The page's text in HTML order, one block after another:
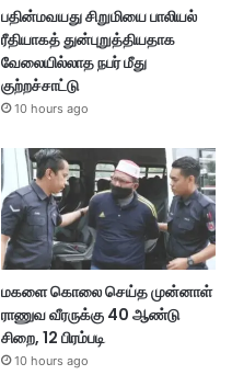
பதின்மவயது சிறுமியை பாலியல்
ரீதியாகத் துன்புறுத்தியதாக
வேலையில்லாத நபர் மீது
குற்றச்சாட்டு
10 hours ago
மகளை கொலை செய்த முன்னாள்
ராணுவ வீரருக்கு 40 ஆண்டு
சிறை, 12 பிரம்படி
10 hours ago